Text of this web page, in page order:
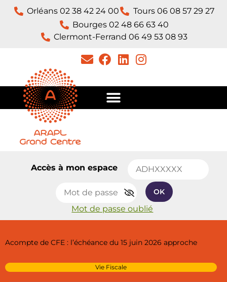
Orléans 02 38 42 24 00
Tours 06 08 57 29 27
Bourges 02 48 66 63 40
Clermont-Ferrand 06 49 53 08 93​
Accès à mon espace
OK
Mot de passe oublié
Acompte de CFE : l’échéance du 15 juin 2026 approche
Vie Fiscale